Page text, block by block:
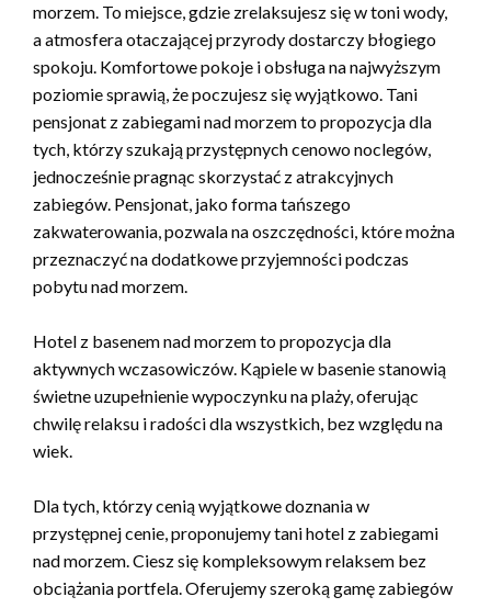
morzem. To miejsce, gdzie zrelaksujesz się w toni wody,
a atmosfera otaczającej przyrody dostarczy błogiego
spokoju. Komfortowe pokoje i obsługa na najwyższym
poziomie sprawią, że poczujesz się wyjątkowo. Tani
pensjonat z zabiegami nad morzem to propozycja dla
tych, którzy szukają przystępnych cenowo noclegów,
jednocześnie pragnąc skorzystać z atrakcyjnych
zabiegów. Pensjonat, jako forma tańszego
zakwaterowania, pozwala na oszczędności, które można
przeznaczyć na dodatkowe przyjemności podczas
pobytu nad morzem.
Hotel z basenem nad morzem to propozycja dla
aktywnych wczasowiczów. Kąpiele w basenie stanowią
świetne uzupełnienie wypoczynku na plaży, oferując
chwilę relaksu i radości dla wszystkich, bez względu na
wiek.
Dla tych, którzy cenią wyjątkowe doznania w
przystępnej cenie, proponujemy tani hotel z zabiegami
nad morzem. Ciesz się kompleksowym relaksem bez
obciążania portfela. Oferujemy szeroką gamę zabiegów